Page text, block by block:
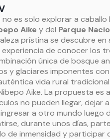
es solo explorar a
Aike y del Parque
prístina se descubre en
experiencia de conocer los
única de bosque
y glaciares imponentes
vida rural
Aike. La propuesta es
no pueden llegar, dejar
a otro mundo luego
durante unos días,
de inmensidad y participar